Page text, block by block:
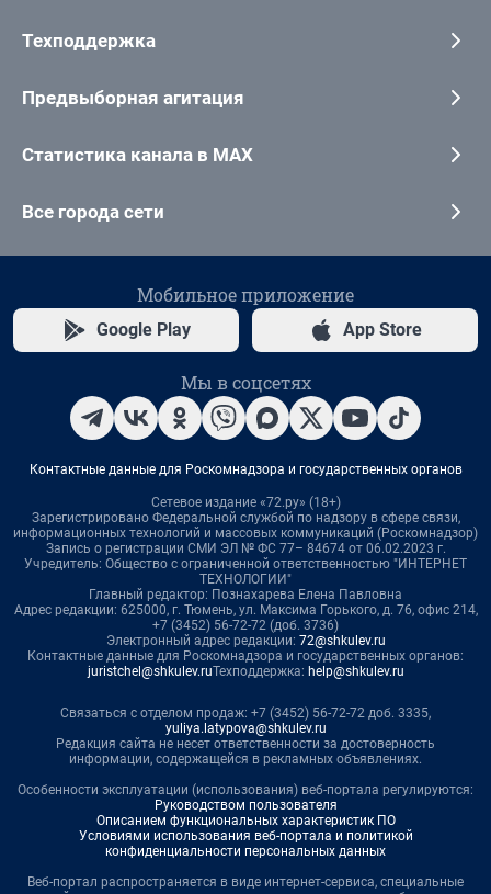
Техподдержка
Предвыборная агитация
Статистика канала в MAX
Все города сети
Мобильное приложение
Google Play App Store
Мы в соцсетях
Контактные данные для Роскомнадзора и государственных органов
Сетевое издание «72.ру» (18+)
Зарегистрировано Федеральной службой по надзору в сфере связи,
информационных технологий и массовых коммуникаций (Роскомнадзор)
Запись о регистрации СМИ ЭЛ № ФС 77– 84674 от 06.02.2023 г.
Учредитель: Общество с ограниченной ответственностью "ИНТЕРНЕТ
ТЕХНОЛОГИИ"
Главный редактор: Познахарева Елена Павловна
Адрес редакции: 625000, г. Тюмень, ул. Максима Горького, д. 76, офис 214,
+7 (3452) 56-72-72 (доб. 3736)
Электронный адрес редакции: 72@shkulev.ru
Контактные данные для Роскомнадзора и государственных органов:
juristchel@shkulev.ruТехподдержка: help@shkulev.ru
Связаться с отделом продаж: +7 (3452) 56-72-72 доб. 3335,
yuliya.latypova@shkulev.ru
Редакция сайта не несет ответственности за достоверность
информации, содержащейся в рекламных объявлениях.
Особенности эксплуатации (использования) веб-портала регулируются:
Руководством пользователя
Описанием функциональных характеристик ПО
Условиями использования веб-портала и политикой
конфиденциальности персональных данных
Веб-портал распространяется в виде интернет-сервиса, специальные